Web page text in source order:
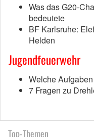
Was das G20-
bedeutete
BF Karlsruhe:
Helden
Jugendfeuerwehr
Welche
7 Fragen zu
Top-Themen